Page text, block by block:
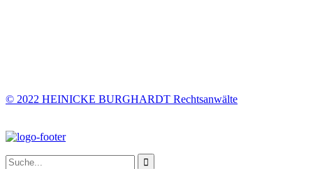
© 2022 HEINICKE BURGHARDT Rechtsanwälte
